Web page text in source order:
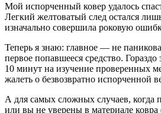
Мой испорченный ковер удалось
Легкий желтоватый след остался
изначально совершила роковую
Теперь я знаю: главное — не
первое попавшееся средство.
10 минут на изучение проверенных
жалеть о безвозвратно испорченной
А для самых сложных случаев, когда
или вы не уверены в материале